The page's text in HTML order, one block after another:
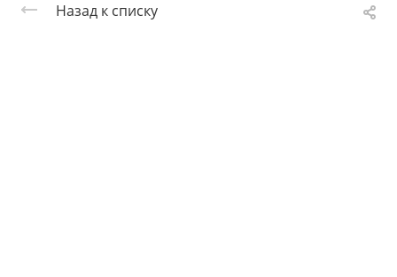
Назад к списку